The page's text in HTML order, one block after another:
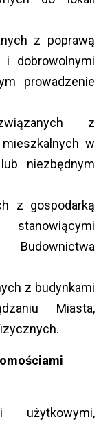
z poprawą
i dobrowolnymi
prowadzenie
z
w
niezbędnym
z gospodarką
z budynkami
Miasta,
użytkowymi,